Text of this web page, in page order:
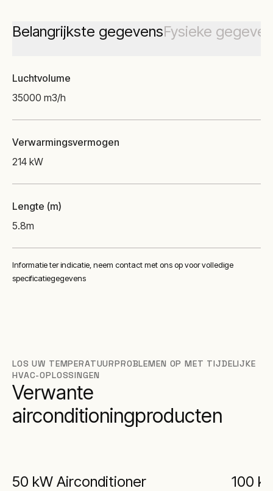
Belangrijkste gegevensFysieke
Luchtvolume
35000 m3/h
Verwarmingsvermogen
214 kW
Lengte (m)
5.8m
Informatie ter indicatie, neem contact met ons op voor volledige
specificatiegegevens
LOS UW TEMPERATUURPROBLEMEN OP MET TIJDELIJKE
HVAC-OPLOSSINGEN
Verwante
airconditioningproducten
50 kW Airconditioner 100